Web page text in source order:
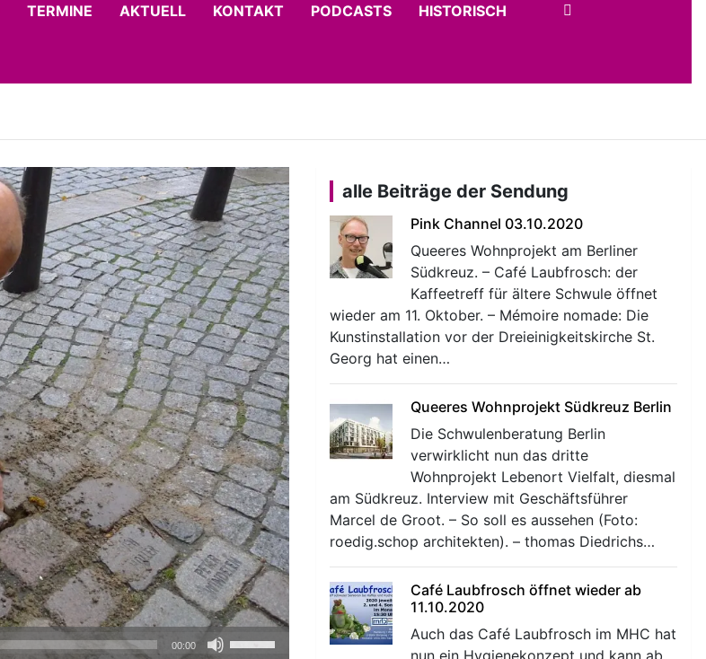
TERMINE AKTUELL KONTAKT PODCASTS HISTORISCH
00:00
alle Beiträge der Sendung
Pink Channel 03.10.2020
Queeres Wohnprojekt am Berliner
Südkreuz. – Café Laubfrosch: der
Kaffeetreff für ältere Schwule öffnet
wieder am 11. Oktober. – Mémoire nomade: Die
Kunstinstallation vor der Dreieinigkeitskirche St.
Georg hat einen…
Queeres Wohnprojekt Südkreuz Berlin
Die Schwulenberatung Berlin
verwirklicht nun das dritte
Wohnprojekt Lebenort Vielfalt, diesmal
am Südkreuz. Interview mit Geschäftsführer
Marcel de Groot. – So soll es aussehen (Foto:
roedig.schop architekten). – thomas Diedrichs…
Café Laubfrosch öffnet wieder ab
11.10.2020
Auch das Café Laubfrosch im MHC hat